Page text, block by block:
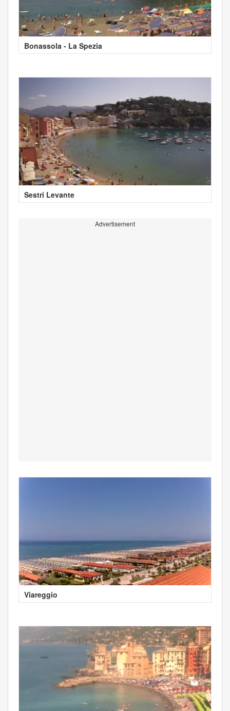
Bonassola - La Spezia
Sestri Levante
Advertisement
Viareggio